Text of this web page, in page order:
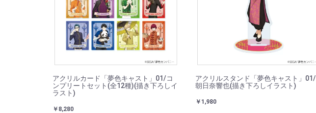
アクリルカード「夢色キャスト」01/コ
ンプリートセット(全12種)(描き下ろしイ
ラスト)
￥8,280
アクリルスタンド「夢色キャスト」01/
朝日奈響也(描き下ろしイラスト)
￥1,980